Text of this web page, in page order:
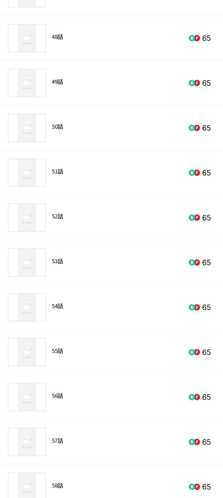
48話 65
49話 65
50話 65
51話 65
52話 65
53話 65
54話 65
55話 65
56話 65
57話 65
58話 65